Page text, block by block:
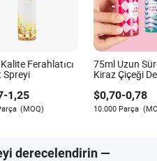
Ferahlatıcı
Spreyi
-1,25
(MOQ)
75ml Uzun
Kiraz Çiçeği
Spreyi Vücut
$0,70-0,78
10.000 Parça
derecelendirin —